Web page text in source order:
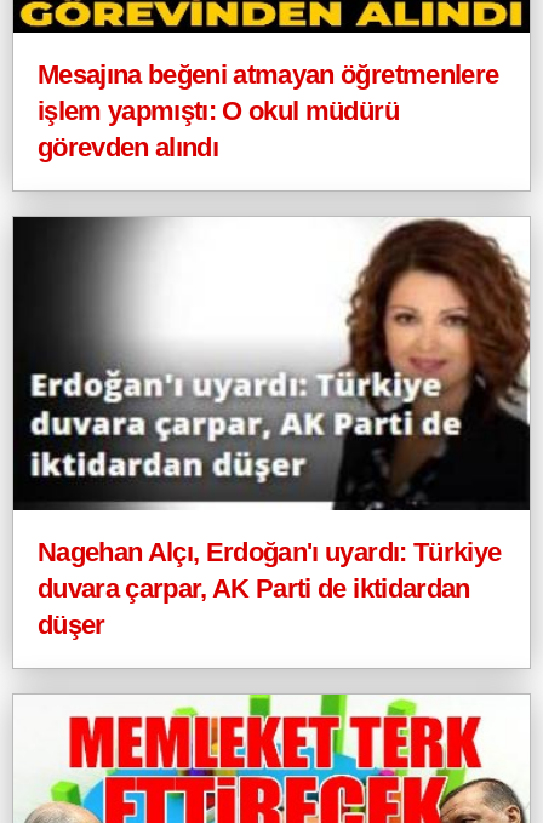
Mesajına beğeni atmayan öğretmenlere
işlem yapmıştı: O okul müdürü
görevden alındı
Nagehan Alçı, Erdoğan'ı uyardı: Türkiye
duvara çarpar, AK Parti de iktidardan
düşer